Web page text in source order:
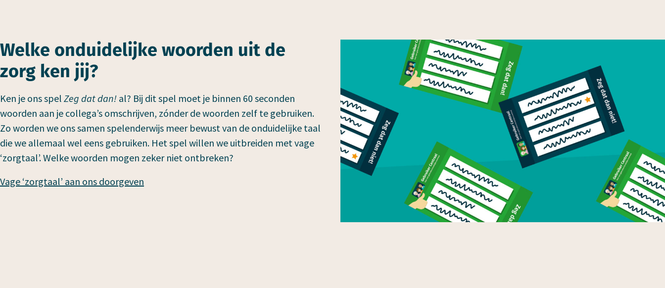
Welke onduidelijke woorden uit de
zorg ken jij?
Ken je ons spel Zeg dat dan! al? Bij dit spel moet je binnen 60 seconden
woorden aan je collega’s omschrijven, zónder de woorden zelf te gebruiken.
Zo worden we ons samen spelenderwijs meer bewust van de onduidelijke taal
die we allemaal wel eens gebruiken. Het spel willen we uitbreiden met vage
‘zorgtaal’. Welke woorden mogen zeker niet ontbreken?
Vage ‘zorgtaal’ aan ons doorgeven